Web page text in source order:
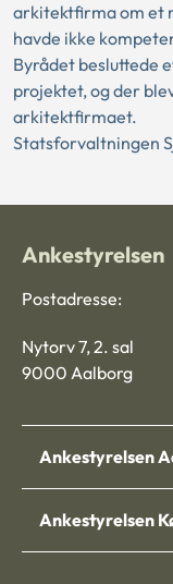
arkitektfirma om et
havde ikke
Byrådet besluttede
projektet, og der
arkitektfirmaet.
Statsforvaltningen
Ankestyrelsen
Postadresse:
Nytorv 7, 2. sal
9000 Aalborg
Ankestyrelsen
Ankestyrelsen